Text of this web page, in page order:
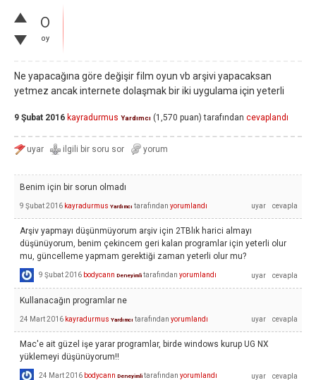
0
oy
Ne yapacağına göre değişir film oyun vb arşivi yapacaksan
yetmez ancak internete dolaşmak bir iki uygulama için yeterli
9 Şubat 2016 kayradurmus Yardımcı (1,570 puan) tarafından cevaplandı
Benim için bir sorun olmadı
9 Şubat 2016 kayradurmus Yardımcı tarafından yorumlandı
Arşiv yapmayı düşünmüyorum arşiv için 2TBlık harici almayı
düşünüyorum, benim çekincem geri kalan programlar için yeterli olur
mu, güncelleme yapmam gerektiği zaman yeterli olur mu?
9 Şubat 2016 bodycann Deneyimli tarafından yorumlandı
Kullanacağın programlar ne
24 Mart 2016 kayradurmus Yardımcı tarafından yorumlandı
Mac'e ait güzel işe yarar programlar, birde windows kurup UG NX
yüklemeyi düşünüyorum!!
24 Mart 2016 bodycann Deneyimli tarafından yorumlandı